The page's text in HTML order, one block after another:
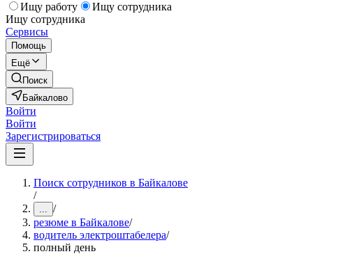
Ищу работу
Ищу сотрудника
Ищу сотрудника
Сервисы
Помощь
Ещё
Поиск
Байкалово
Войти
Войти
Зарегистрироваться
Поиск сотрудников в Байкалове
/
... /
резюме в Байкалове/
водитель электроштабелера/
полный день